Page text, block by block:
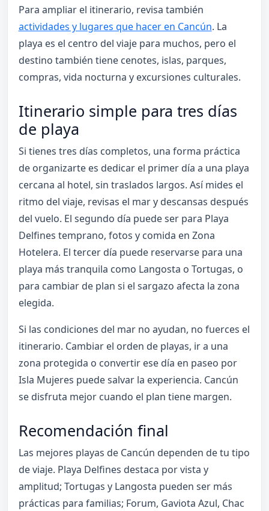
Para ampliar el itinerario, revisa también
actividades y lugares que hacer en Cancún. La
playa es el centro del viaje para muchos, pero el
destino también tiene cenotes, islas, parques,
compras, vida nocturna y excursiones culturales.
Itinerario simple para tres días
de playa
Si tienes tres días completos, una forma práctica
de organizarte es dedicar el primer día a una playa
cercana al hotel, sin traslados largos. Así mides el
ritmo del viaje, revisas el mar y descansas después
del vuelo. El segundo día puede ser para Playa
Delfines temprano, fotos y comida en Zona
Hotelera. El tercer día puede reservarse para una
playa más tranquila como Langosta o Tortugas, o
para cambiar de plan si el sargazo afecta la zona
elegida.
Si las condiciones del mar no ayudan, no fuerces el
itinerario. Cambiar el orden de playas, ir a una
zona protegida o convertir ese día en paseo por
Isla Mujeres puede salvar la experiencia. Cancún
se disfruta mejor cuando el plan tiene margen.
Recomendación final
Las mejores playas de Cancún dependen de tu tipo
de viaje. Playa Delfines destaca por vista y
amplitud; Tortugas y Langosta pueden ser más
prácticas para familias; Forum, Gaviota Azul, Chac